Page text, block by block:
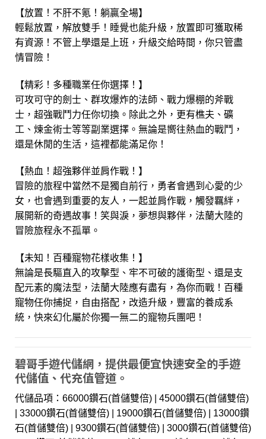
【放置！不肝不氪！躺贏全場】
輕鬆放置，解放雙手！睡覺也能升級，放置即可獲取稀
有資源！不管上學還是上班，升級交給時間，你只管盡
情冒險！
【精彩！多種職業任你選擇！】
可攻可守的劍士、群攻爆炸的法師、戰力爆棚的斧戰
士，超強戰鬥力任你切換。除此之外，更有樵夫、礦
工、煉金術士等等副業選擇。無論是嚮往熱血的戰鬥，
還是休閒的生活，這裡都能滿足你！
【熱血！超強夥伴並肩作戰！】
冒險的旅程中當然不是獨自前行，勇者會遇到心愛的少
女，也會遇到重要的友人，一起並肩作戰，觸發羈絆，
展開新的奇遇故事！笑與淚，夢想與夥伴，法蘭大陸的
冒險旅程永不孤單。
【未知！百種寵物花樣收集！】
無論是長驅直入的攻擊型、牢不可破的護衛型、還是支
配元素的魔法型，法蘭大陸應有盡有，為你而戰！百種
寵物任你捕捉，自由搭配，改造升級，豐富的養成系
統，快來幻化屬於你獨一無二的寵物兵團吧！
碧哥手遊代儲網，提供最便宜快速安全的手遊
代儲值、代充值管道。
代儲品項：66000鑽石(首儲雙倍) | 45000鑽石(首儲雙倍)
| 33000鑽石(首儲雙倍) | 19000鑽石(首儲雙倍) | 13000鑽
石(首儲雙倍) | 9300鑽石(首儲雙倍) | 3000鑽石(首儲雙倍)